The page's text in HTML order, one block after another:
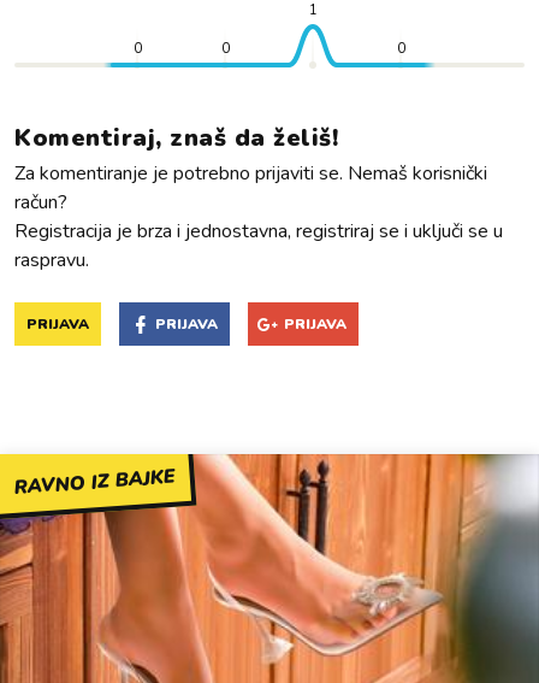
0 0
1
0
Komentiraj, znaš da želiš!
Za komentiranje je potrebno prijaviti se. Nemaš korisnički
račun?
Registracija je brza i jednostavna, registriraj se i uključi se u
raspravu.
PRIJAVA PRIJAVA PRIJAVA
RAVNO IZ BAJKE